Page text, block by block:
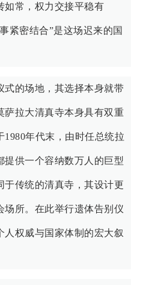
如常，权力交接平稳有
紧密结合”是这场迟来的国
式的场地，其选择本身就带
萨拉大清真寺本身具有双重
年代末，由时任总统拉
提供一个容纳数万人的巨型
于传统的清真寺，其设计更
场所。在此举行遗体告别仪
权威与国家体制的宏大叙